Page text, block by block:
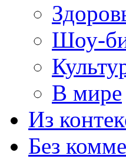
Шоу-
В мире
Из
Без